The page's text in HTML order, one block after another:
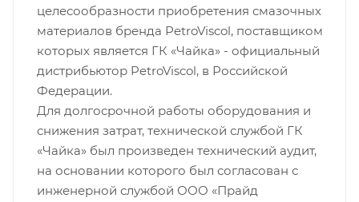
целесообразности приобретения смазочных
материалов бренда PetroViscol, поставщиком
которых является ГК «Чайка» - официальный
дистрибьютор PetroViscol, в Российской
Федерации.
Для долгосрочной работы оборудования и
снижения затрат, технической службой ГК
«Чайка» был произведен технический аудит,
на основании которого был согласован с
инженерной службой ООО «Прайд